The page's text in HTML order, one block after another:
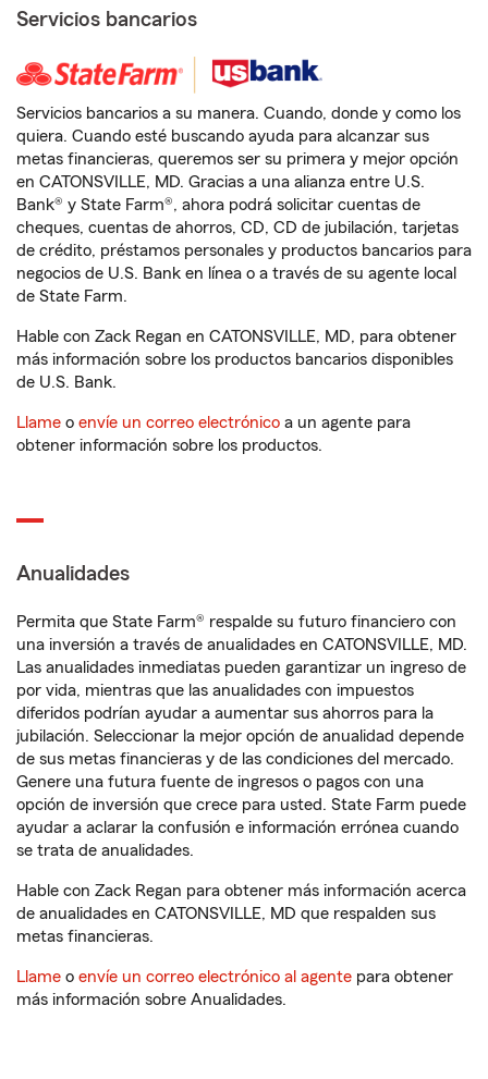
Servicios bancarios
Servicios bancarios a su manera. Cuando, donde y como los
quiera. Cuando esté buscando ayuda para alcanzar sus
metas financieras, queremos ser su primera y mejor opción
en CATONSVILLE, MD. Gracias a una alianza entre U.S.
Bank® y State Farm®, ahora podrá solicitar cuentas de
cheques, cuentas de ahorros, CD, CD de jubilación, tarjetas
de crédito, préstamos personales y productos bancarios para
negocios de U.S. Bank en línea o a través de su agente local
de State Farm.
Hable con Zack Regan en CATONSVILLE, MD, para obtener
más información sobre los productos bancarios disponibles
de U.S. Bank.
Llame o envíe un correo electrónico a un agente para
obtener información sobre los productos.
Anualidades
Permita que State Farm® respalde su futuro financiero con
una inversión a través de anualidades en CATONSVILLE, MD.
Las anualidades inmediatas pueden garantizar un ingreso de
por vida, mientras que las anualidades con impuestos
diferidos podrían ayudar a aumentar sus ahorros para la
jubilación. Seleccionar la mejor opción de anualidad depende
de sus metas financieras y de las condiciones del mercado.
Genere una futura fuente de ingresos o pagos con una
opción de inversión que crece para usted. State Farm puede
ayudar a aclarar la confusión e información errónea cuando
se trata de anualidades.
Hable con Zack Regan para obtener más información acerca
de anualidades en CATONSVILLE, MD que respalden sus
metas financieras.
Llame o envíe un correo electrónico al agente para obtener
más información sobre Anualidades.